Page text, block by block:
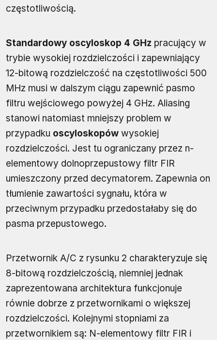
częstotliwością.
Standardowy oscyloskop 4 GHz pracujący w
trybie wysokiej rozdzielczości i zapewniający
12-bitową rozdzielczość na częstotliwości 500
MHz musi w dalszym ciągu zapewnić pasmo
filtru wejściowego powyżej 4 GHz. Aliasing
stanowi natomiast mniejszy problem w
przypadku oscyloskopów wysokiej
rozdzielczości. Jest tu ograniczany przez n-
elementowy dolnoprzepustowy filtr FIR
umieszczony przed decymatorem. Zapewnia on
tłumienie zawartości sygnału, która w
przeciwnym przypadku przedostałaby się do
pasma przepustowego.
Przetwornik A/C z rysunku 2 charakteryzuje się
8-bitową rozdzielczością, niemniej jednak
zaprezentowana architektura funkcjonuje
równie dobrze z przetwornikami o większej
rozdzielczości. Kolejnymi stopniami za
przetwornikiem są: N-elementowy filtr FIR i